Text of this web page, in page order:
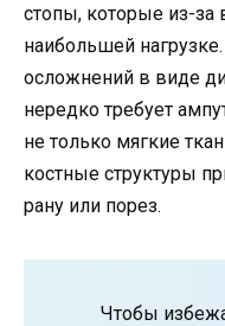
стопы, которые из-за
наибольшей
осложнений в виде
нередко требует
не только мягкие
костные структуры
рану или порез.
Чтобы